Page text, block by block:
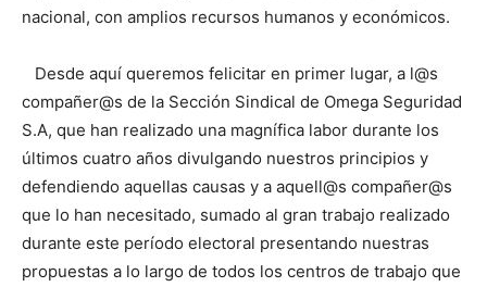
nacional, con amplios recursos humanos y económicos.
Desde aquí queremos felicitar en primer lugar, a l@s
compañer@s de la Sección Sindical de Omega Seguridad
S.A, que han realizado una magnífica labor durante los
últimos cuatro años divulgando nuestros principios y
defendiendo aquellas causas y a aquell@s compañer@s
que lo han necesitado, sumado al gran trabajo realizado
durante este período electoral presentando nuestras
propuestas a lo largo de todos los centros de trabajo que